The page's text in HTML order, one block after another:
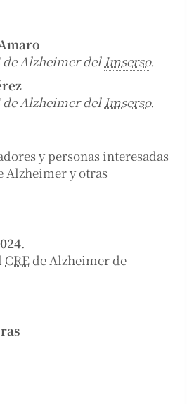
de Alzheimer del Imserso.
de Alzheimer del Imserso.
y personas interesadas
Alzheimer y otras
.
CREde Alzheimer de